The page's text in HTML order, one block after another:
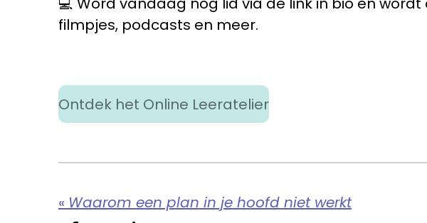
filmpjes, podcasts en meer.
Ontdek het Online Leeratelier
« Waarom een plan in je hoofd niet werkt